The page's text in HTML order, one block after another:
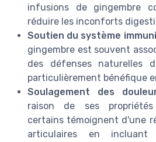
infusions de gingembre
réduire les inconforts
Soutien du système
gingembre est souvent
des défenses naturelles
particulièrement bénéfique
Soulagement des
raison de ses propriétés
certains témoignent d'une
articulaires en